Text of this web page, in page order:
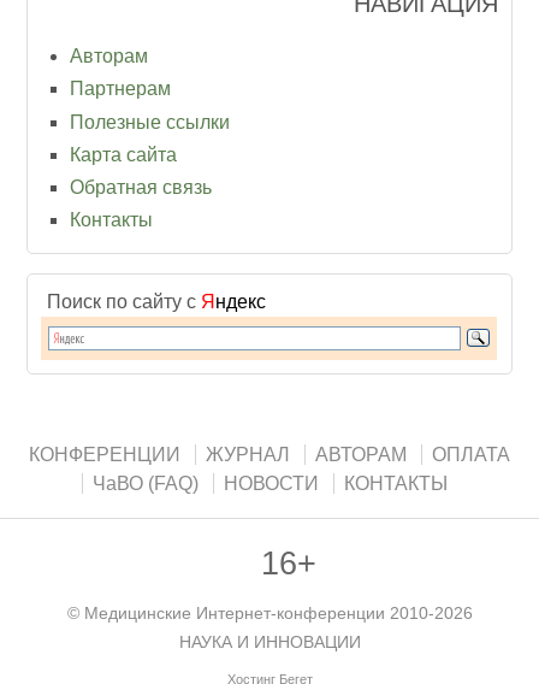
Авторам
Партнерам
Полезные ссылки
Карта сайта
Обратная связь
Контакты
Поиск по сайту с Я ндекс
КОНФЕРЕНЦИИ ЖУРНАЛ АВТОРАМ
ОПЛАТА
ЧаВО (FAQ)
НОВОСТИ КОНТАКТЫ
16+
© Медицинские Интернет-конференции 2010-2026
НАУКА И ИННОВАЦИИ
Хостинг Бегет